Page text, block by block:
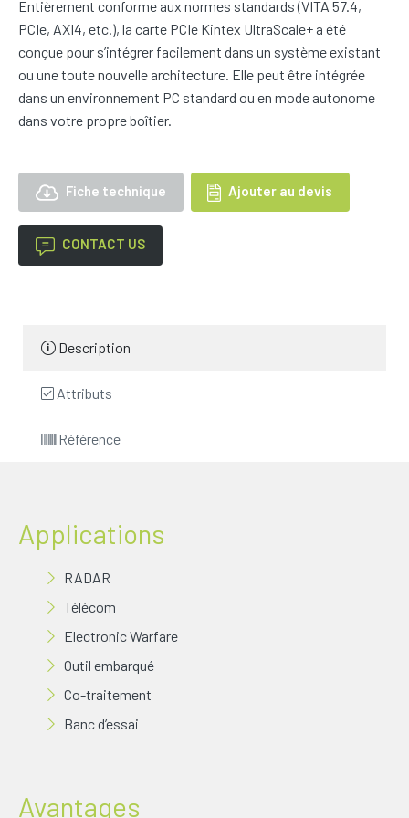
Entièrement conforme aux normes standards (VITA 57.4,
PCIe, AXI4, etc.), la carte PCIe Kintex UltraScale+ a été
conçue pour s’intégrer facilement dans un système existant
ou une toute nouvelle architecture. Elle peut être intégrée
dans un environnement PC standard ou en mode autonome
dans votre propre boîtier.
Fiche technique Ajouter au devis
CONTACT US
Description
Attributs
Référence
Applications
RADAR
Télécom
Electronic Warfare
Outil embarqué
Co-traitement
Banc d’essai
Avantages